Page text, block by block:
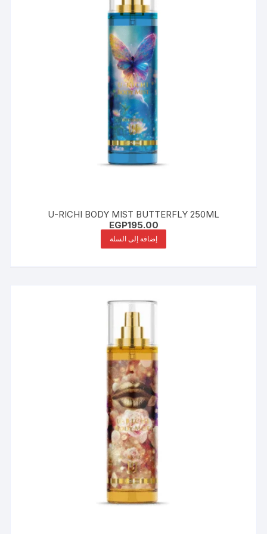
U-RICHI BODY MIST BUTTERFLY 250ML
EGP195.00
إضافة إلى السلة